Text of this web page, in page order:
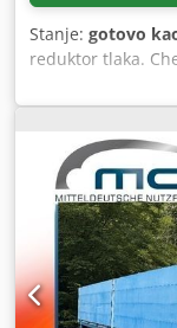
Stanje: gotovo
reduktor tlaka.
RS3602021018
novo. Cijena za
uporabu su
jamstva.